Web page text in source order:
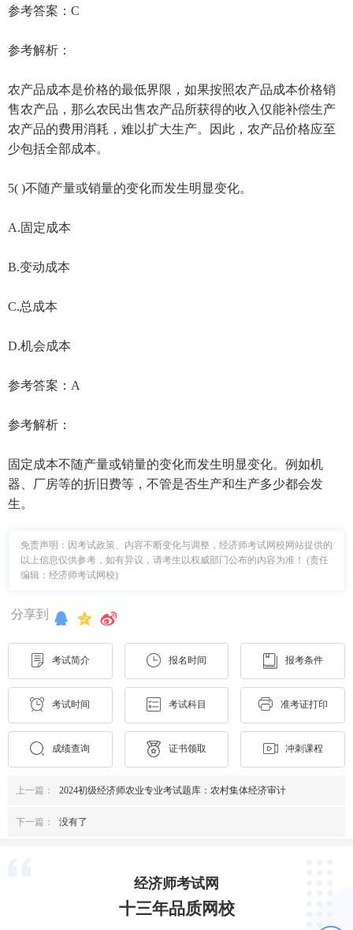
参考答案：C
参考解析：
农产品成本是价格的最低界限，如果按照农产品成本价格销
售农产品，那么农民出售农产品所获得的收入仅能补偿生产
农产品的费用消耗，难以扩大生产。因此，农产品价格应至
少包括全部成本。
5( )不随产量或销量的变化而发生明显变化。
A.固定成本
B.变动成本
C.总成本
D.机会成本
参考答案：A
参考解析：
固定成本不随产量或销量的变化而发生明显变化。例如机
器、厂房等的折旧费等，不管是否生产和生产多少都会发
生。
免责声明：因考试政策、内容不断变化与调整，经济师考试网校网站提供的
以上信息仅供参考，如有异议，请考生以权威部门公布的内容为准！ (责任
编辑：经济师考试网校)
分享到
考试简介 报名时间 报考条件
考试时间 考试科目 准考证打印
成绩查询 证书领取 冲刺课程
上一篇： 2024初级经济师农业专业考试题库：农村集体经济审计
下一篇： 没有了
经济师考试网
十三年品质网校